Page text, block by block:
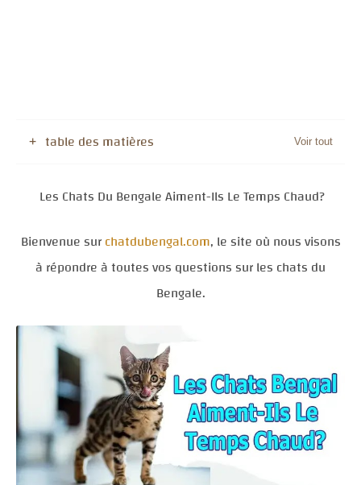
table des matières
Les Chats Du Bengale Aiment-Ils Le Temps Chaud?
Bienvenue surchatdubengal.com, le site où nous visons
à répondre à toutes vos questions sur les chats du
Bengale.